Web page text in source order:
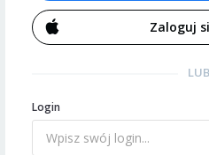
Zaloguj
LUB
Login